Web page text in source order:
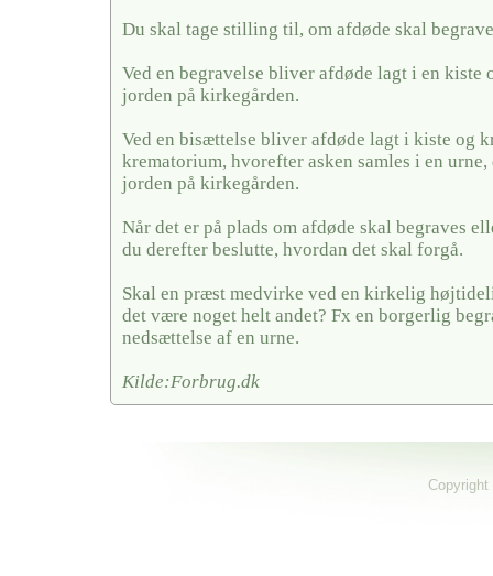
Du skal tage stilling til, om afdøde skal
Ved en begravelse bliver afdøde lagt i en kiste
jorden på kirkegården.
Ved en bisættelse bliver afdøde lagt i kiste og
krematorium, hvorefter asken samles i en
jorden på kirkegården.
Når det er på plads om afdøde skal begraves
du derefter beslutte, hvordan det skal forgå.
Skal en præst medvirke ved en kirkelig
det være noget helt andet? Fx en borgerlig
nedsættelse af en urne.
Kilde:Forbrug.dk